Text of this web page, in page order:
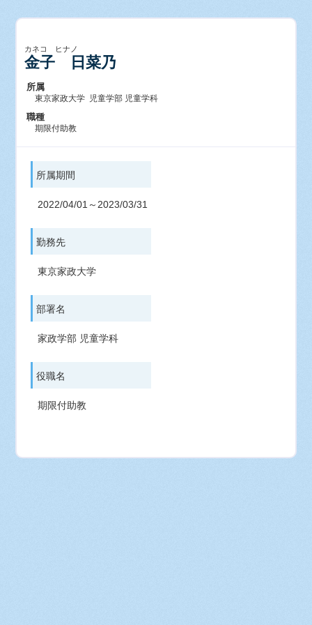
カネコ ヒナノ
金子 日菜乃
所属
東京家政大学 児童学部 児童学科
職種
期限付助教
所属期間
2022/04/01～2023/03/31
勤務先
東京家政大学
部署名
家政学部 児童学科
役職名
期限付助教